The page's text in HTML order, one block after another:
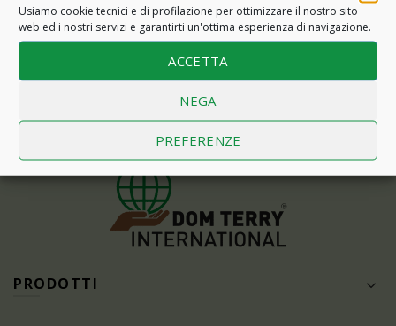
Usiamo cookie tecnici e di profilazione per ottimizzare il nostro sito
web ed i nostri servizi e garantirti un'ottima esperienza di navigazione.
ACCETTA
NEGA
PREFERENZE
Read More
PRODOTTI